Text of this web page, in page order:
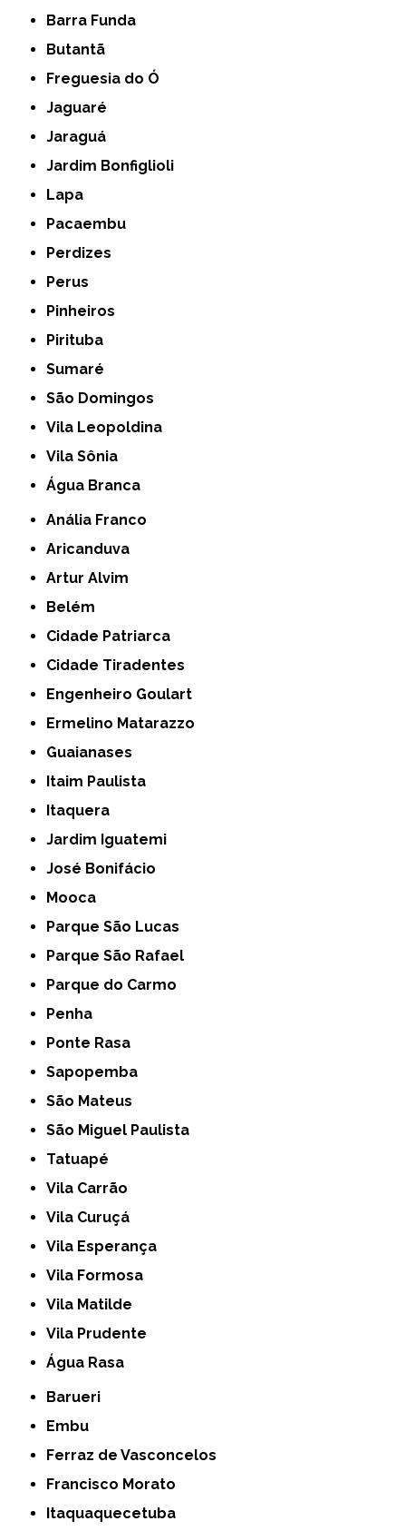
Barra Funda
Butantã
Freguesia do Ó
Jaguaré
Jaraguá
Jardim Bonfiglioli
Lapa
Pacaembu
Perdizes
Perus
Pinheiros
Pirituba
Sumaré
São Domingos
Vila Leopoldina
Vila Sônia
Água Branca
Anália Franco
Aricanduva
Artur Alvim
Belém
Cidade Patriarca
Cidade Tiradentes
Engenheiro Goulart
Ermelino Matarazzo
Guaianases
Itaim Paulista
Itaquera
Jardim Iguatemi
José Bonifácio
Mooca
Parque São Lucas
Parque São Rafael
Parque do Carmo
Penha
Ponte Rasa
Sapopemba
São Mateus
São Miguel Paulista
Tatuapé
Vila Carrão
Vila Curuçá
Vila Esperança
Vila Formosa
Vila Matilde
Vila Prudente
Água Rasa
Barueri
Embu
Ferraz de Vasconcelos
Francisco Morato
Itaquaquecetuba